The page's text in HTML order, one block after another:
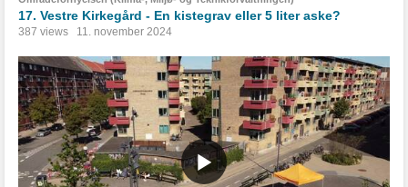
17. Vestre Kirkegård - En kistegrav eller 5 liter aske?
387 views 11. november 2024